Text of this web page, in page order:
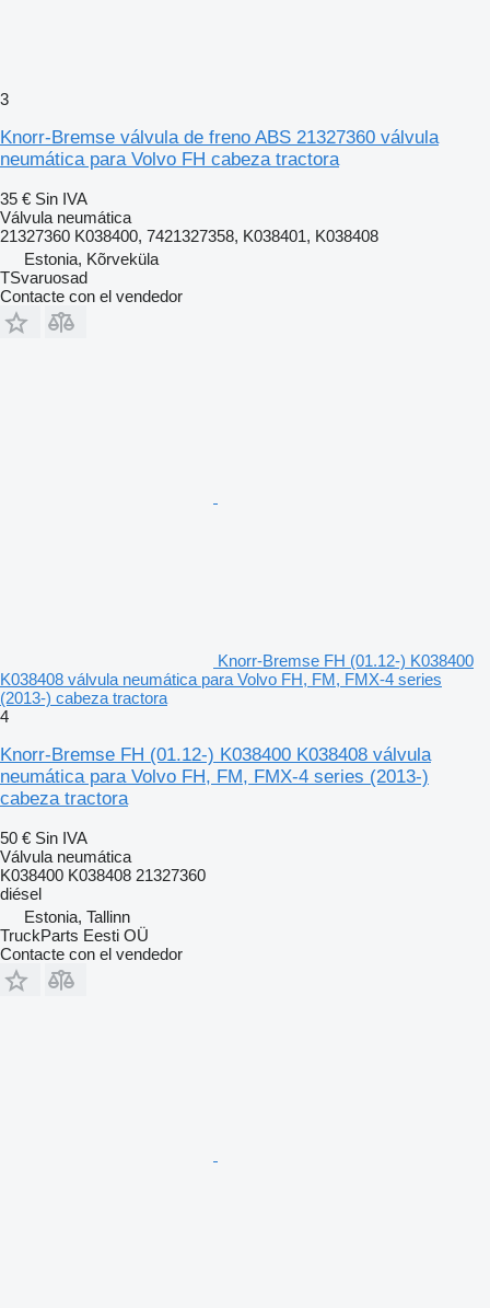
3
Knorr-Bremse válvula de freno ABS 21327360 válvula
neumática para Volvo FH cabeza tractora
35 € Sin IVA
Válvula neumática
21327360 K038400, 7421327358, K038401, K038408
Estonia, Kõrveküla
TSvaruosad
Contacte con el vendedor
Knorr-Bremse FH (01.12-) K038400
K038408 válvula neumática para Volvo FH, FM, FMX-4 series
(2013-) cabeza tractora
4
Knorr-Bremse FH (01.12-) K038400 K038408 válvula
neumática para Volvo FH, FM, FMX-4 series (2013-)
cabeza tractora
50 € Sin IVA
Válvula neumática
K038400 K038408 21327360
diésel
Estonia, Tallinn
TruckParts Eesti OÜ
Contacte con el vendedor